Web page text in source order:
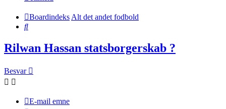
BoardindeksAlt det andet fodbold
Søg
Rilwan Hassan statsborgerskab ?
Besvar
E-mail emne